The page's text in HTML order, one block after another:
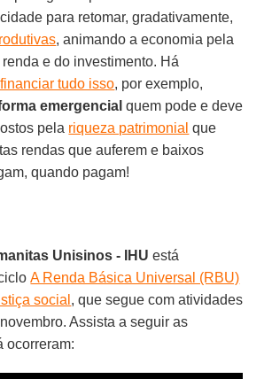
para retomar, gradativamente,
, animando a economia pela
e do investimento. Há
tudo isso, por exemplo,
emergencial quem pode e deve
pela riqueza patrimonial que
rendas que auferem e baixos
quando pagam!
Unisinos - IHU está
A Renda Básica Universal (RBU)
social , que segue com atividades
Assista a seguir as
ocorreram: